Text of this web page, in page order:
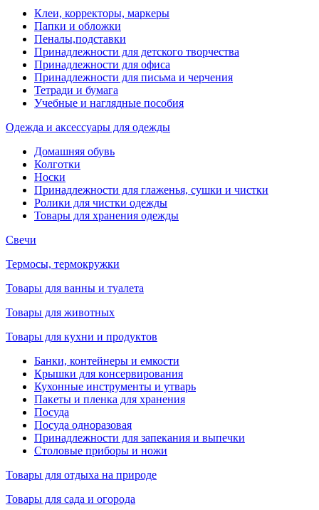
Клеи, корректоры, маркеры
Папки и обложки
Пеналы,подставки
Принадлежности для детского творчества
Принадлежности для офиса
Принадлежности для письма и черчения
Тетради и бумага
Учебные и наглядные пособия
Одежда и аксессуары для одежды
Домашняя обувь
Колготки
Носки
Принадлежности для глаженья, сушки и чистки
Ролики для чистки одежды
Товары для хранения одежды
Свечи
Термосы, термокружки
Товары для ванны и туалета
Товары для животных
Товары для кухни и продуктов
Банки, контейнеры и емкости
Крышки для консервирования
Кухонные инструменты и утварь
Пакеты и пленка для хранения
Посуда
Посуда одноразовая
Принадлежности для запекания и выпечки
Столовые приборы и ножи
Товары для отдыха на природе
Товары для сада и огорода